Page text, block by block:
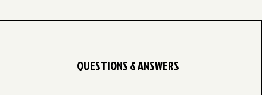
QUESTIONS & ANSWERS